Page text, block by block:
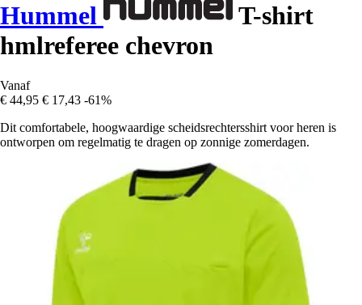
Hummel
T-shirt
hmlreferee chevron
Vanaf
€ 44,95 € 17,43 -61%
Dit comfortabele, hoogwaardige scheidsrechtersshirt voor heren is
ontworpen om regelmatig te dragen op zonnige zomerdagen.